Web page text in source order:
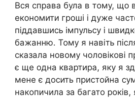
Вся справа була в тому, що
економити гроші і дуже
піддавшись імпульсу і
бажанню. Тому я навіть
сказала новому чоловікові
є ще одна квартира, яку я
мене є досить пристойна
накопичила за багато